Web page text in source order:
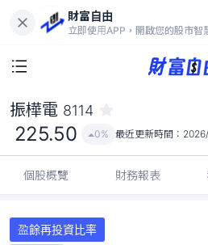
財富自由
立即使用APP，開啟您的股市智
225.50
0%
振樺電 8114
225.50 0% 最近更新時間：
個股概覽 財務報表
盈餘再投資比率